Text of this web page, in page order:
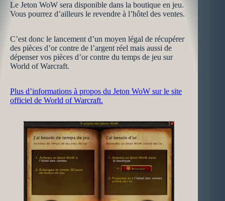
Le Jeton WoW sera disponible dans la boutique en jeu.
Vous pourrez d’ailleurs le revendre à l’hôtel des ventes.
C’est donc le lancement d’un moyen légal de récupérer
des pièces d’or contre de l’argent réel mais aussi de
dépenser vos pièces d’or contre du temps de jeu sur
World of Warcraft.
Plus d’informations à propos du Jeton WoW sur le site
officiel de World of Warcraft.